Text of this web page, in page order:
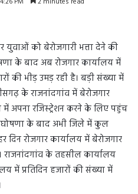
युवाओं को बेरोजगारी भत्ता देने की
के बाद अब रोजगार कार्यालय में
की भीड़ उमड़ रही है। बड़ी संख्या में
के राजनांदगांव में बेरोजगार
में अपना रजिस्ट्रेशन करने के लिए पहुंच
घोषणा के बाद अभी जिले में कुल
दिन रोजगार कार्यालय में बेरोजगार
के तहसील कार्यालय
में प्रतिदिन हजारों की संख्या में